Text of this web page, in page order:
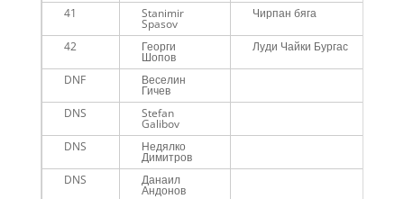
41 Stanimir
Spasov
Чирпан бяга
42 Георги
Шопов
Луди Чайки Бургас
DNF Веселин
Гичев
DNS
Stefan
Galibov
DNS
Недялко
Димитров
DNS
Данаил
Андонов